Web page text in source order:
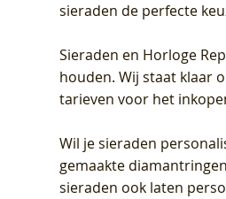
sieraden de perfecte
Sieraden en Horloge
houden. Wij staat klaar
tarieven voor het
Wil je sieraden
gemaakte
sieraden ook laten